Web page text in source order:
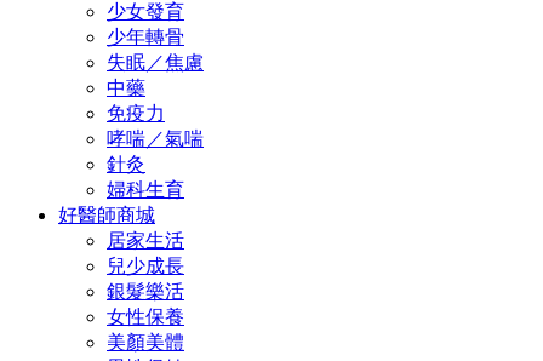
少女發育
少年轉骨
失眠／焦慮
中藥
免疫力
哮喘／氣喘
針灸
婦科生育
好醫師商城
居家生活
兒少成長
銀髮樂活
女性保養
美顏美體